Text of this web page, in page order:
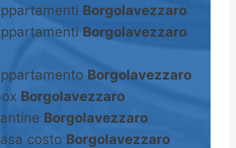
Borgolavezzaro
Borgolavezzaro
Borgolavezzaro
Borgolavezzaro
Borgolavezzaro
costo Borgolavezzaro